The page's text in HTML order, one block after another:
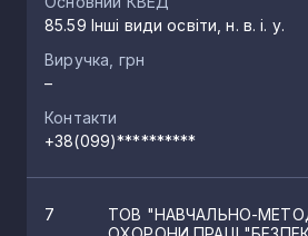
85.59 Інші види освіти, н. в. і. у.
Виручка, грн
–
Контакти
+38(099)**********
7
ТОВ "НАВЧАЛЬНО-